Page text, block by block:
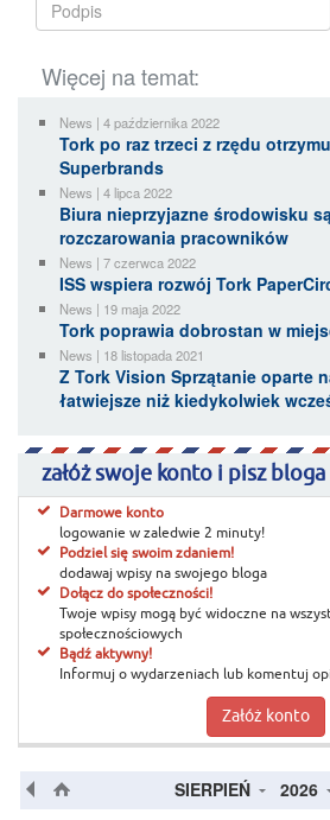
Więcej na temat:
News | 4 października 2022
Tork po raz trzeci z rzędu
Superbrands
News | 4 lipca 2022
Biura nieprzyjazne środowisku
rozczarowania pracowników
News | 7 czerwca 2022
ISS wspiera rozwój Tork
News | 19 maja 2022
Tork poprawia dobrostan w
News | 18 listopada 2021
Z Tork Vision Sprzątanie oparte
łatwiejsze niż kiedykolwiek
załóż swoje konto i pisz bloga
Darmowe konto
logowanie w zaledwie 2 minuty!
Podziel się swoim zdaniem!
dodawaj wpisy na swojego bloga
Dołącz do społeczności!
Twoje wpisy mogą być widoczne na
społecznościowych
Bądź aktywny!
Informuj o wydarzeniach lub komentuj
Załóż konto
SIERPIEŃ 2026